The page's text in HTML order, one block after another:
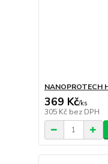
NANOPROTECH
369 Kč/ks
305 Kč bez DPH